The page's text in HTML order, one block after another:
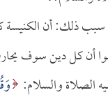
على الكنيسة عام
أن كل دين سوف
الصلاة والسلام: